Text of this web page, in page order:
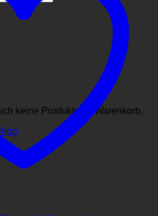
keine Produkte im Warenkorb.